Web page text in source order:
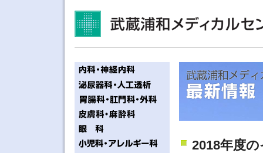
2018年度